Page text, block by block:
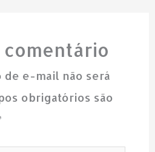
comentário
de e-mail não será
obrigatórios são